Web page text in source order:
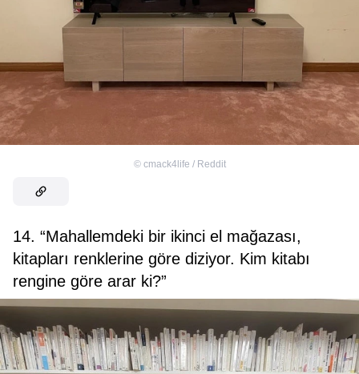
© cmack4life / Reddit
14. “Mahallemdeki bir ikinci el mağazası,
kitapları renklerine göre diziyor. Kim kitabı
rengine göre arar ki?”